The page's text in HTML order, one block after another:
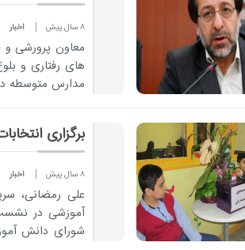
8 سال پیش اخبار
معاون پرورشی
مدارس متوسطه
برگزاری
8 سال پیش اخبار
علی رمضانی،
آموزشی در
شورای دانش